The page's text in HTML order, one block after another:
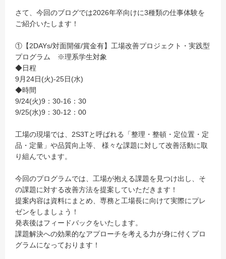
さて、今回のブログでは2026年卒向けに3種類の仕事体験を
ご紹介いたします！
①【2DAYs/対面開催/賞金有】工場改善プロジェクト・実践型
プログラム ※理系学生対象
◆日程
9月24日(火)-25日(水)
◆時間
9/24(火)9：30-16：30
9/25(水)9：30-12：00
工場の現場では、2S3Tと呼ばれる「整理・整頓・定位置・定
品・定量」や品質向上等、 様々な課題に対して改善活動に取
り組んでいます。
今回のプログラムでは、工場が抱える課題を見つけ出し、そ
の課題に対する改善方法を提案していただきます！
提案内容は資料にまとめ、専務と工場長に向けて実際にプレ
ゼンをしましょう！
発表後はフィードバックをいたします。
課題解決への効果的なアプローチを考える力が身に付くプロ
グラムになっております！